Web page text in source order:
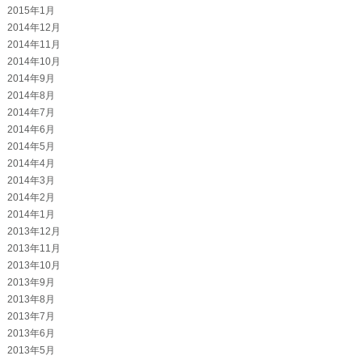
2015年1月
2014年12月
2014年11月
2014年10月
2014年9月
2014年8月
2014年7月
2014年6月
2014年5月
2014年4月
2014年3月
2014年2月
2014年1月
2013年12月
2013年11月
2013年10月
2013年9月
2013年8月
2013年7月
2013年6月
2013年5月